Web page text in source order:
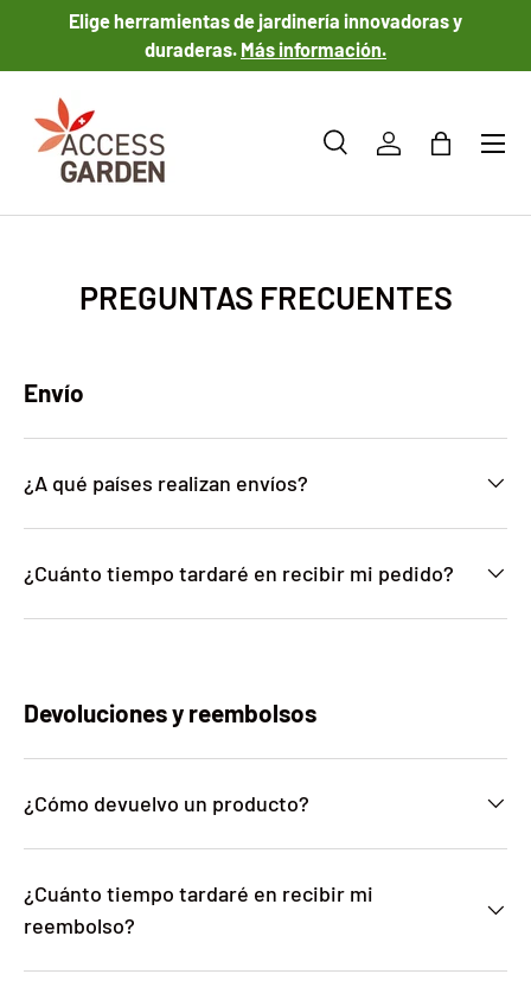
IR AL CONTENIDO
Elige herramientas de jardinería innovadoras y
duraderas. Más información.
Buscar
Tipo de producto
BuscarIniciar sesión
Bolsa
Menú
PREGUNTAS FRECUENTES
Envío
¿A qué países realizan envíos?
¿Cuánto tiempo tardaré en recibir mi pedido?
Devoluciones y reembolsos
¿Cómo devuelvo un producto?
¿Cuánto tiempo tardaré en recibir mi
reembolso?